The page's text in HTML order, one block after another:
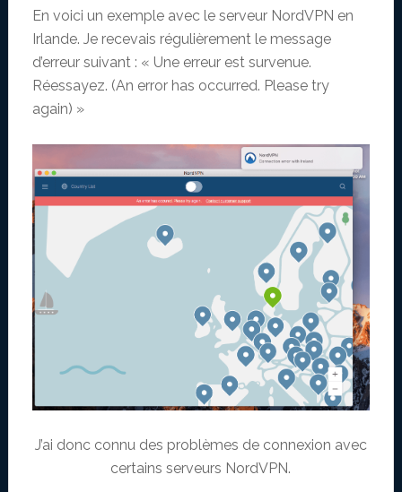
En voici un exemple avec le serveur NordVPN en
Irlande. Je recevais régulièrement le message
d’erreur suivant : « Une erreur est survenue.
Réessayez. (An error has occurred. Please try
again) »
J’ai donc connu des problèmes de connexion avec
certains serveurs NordVPN.